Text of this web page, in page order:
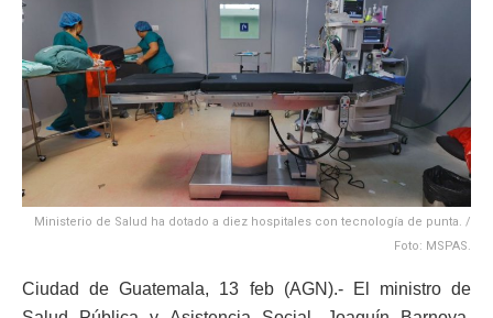
Ministerio de Salud ha dotado a diez hospitales con tecnología de punta. /
Foto: MSPAS.
Ciudad de Guatemala, 13 feb (AGN).- El ministro de